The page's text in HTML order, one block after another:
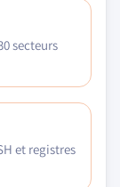
secteurs
et registres